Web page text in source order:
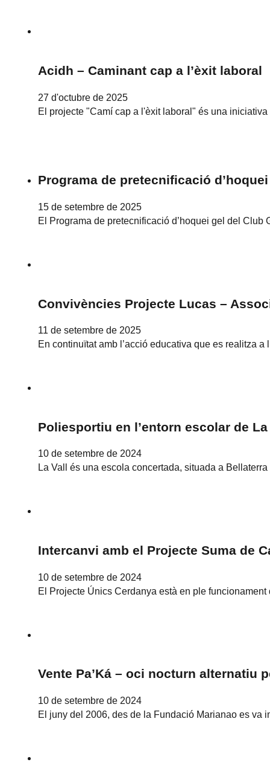
Acidh – Caminant cap a l’èxit laboral
27 d'octubre de 2025
El projecte "Camí cap a l'èxit laboral" és una
Programa de pretecnificació
15 de setembre de 2025
El Programa de pretecnificació d’hoquei gel del
Convivències Projecte Lucas –
11 de setembre de 2025
En continuïtat amb l’acció educativa que es realitza
Poliesportiu en l’entorn escolar de
10 de setembre de 2024
La Vall és una escola concertada, situada a
Intercanvi amb el Projecte Suma de
10 de setembre de 2024
El Projecte Únics Cerdanya està en ple
Vente Pa’Ká – oci nocturn alternatiu
10 de setembre de 2024
El juny del 2006, des de la Fundació Marianao es